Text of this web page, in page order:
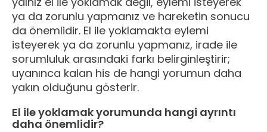
ya da zorunlu yapmanız ve hareketin sonucu
da önemlidir. El ile yoklamakta eylemi
isteyerek ya da zorunlu yapmanız, irade ile
sorumluluk arasındaki farkı belirginleştirir;
uyanınca kalan his de hangi yorumun daha
yakın olduğunu gösterir.
El ile yoklamak yorumunda hangi ayrıntı
daha önemlidir?